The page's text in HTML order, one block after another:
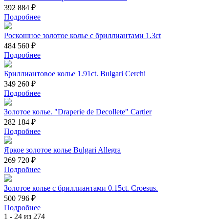
392 884 ₽
Подробнее
Роскошное золотое колье с бриллиантами 1.3ct
484 560 ₽
Подробнее
Бриллиантовое колье 1.91ct. Bulgari Cerchi
349 260 ₽
Подробнее
Золотое колье. "Draperie de Decollete" Cartier
282 184 ₽
Подробнее
Яркое золотое колье Bulgari Allegra
269 720 ₽
Подробнее
Золотое колье с бриллиантами 0.15ct. Croesus.
500 796 ₽
Подробнее
1 - 24 из 274